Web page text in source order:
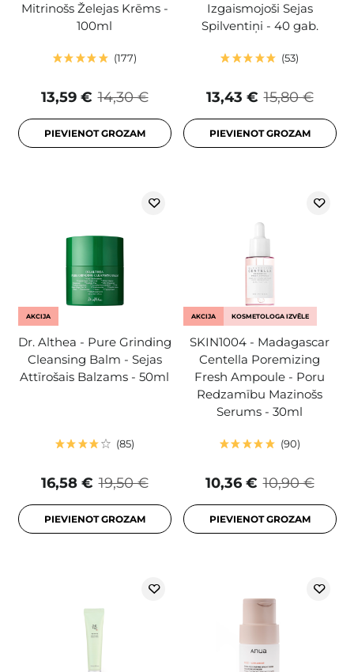
Mitrinošs Želejas Krēms -
100ml
177
14,30 €
13,59 €
PIEVIENOT GROZAM
Izgaismojoši Sejas
Spilventiņi - 40 gab.
53
15,80 €
13,43 €
PIEVIENOT GROZAM
AKCIJA
Dr. Althea - Pure Grinding
Cleansing Balm - Sejas
Attīrošais Balzams - 50ml
85
19,50 €
16,58 €
PIEVIENOT GROZAM
AKCIJA KOSMETOLOGA IZVĒLE
SKIN1004 - Madagascar
Centella Poremizing
Fresh Ampoule - Poru
Redzamību Mazinošs
Serums - 30ml
90
10,90 €
10,36 €
PIEVIENOT GROZAM